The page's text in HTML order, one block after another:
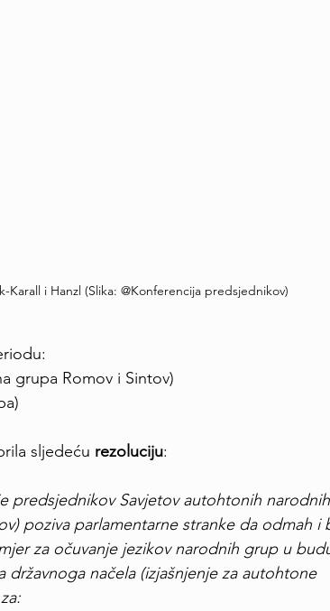
Karall i Hanzl (Slika: @Konferencija predsjednikov)
grupa Romov i Sintov)
sljedeću rezoluciju:
predsjednikov Savjetov autohtonih narodnih
poziva parlamentarne stranke da odmah i
za očuvanje jezikov narodnih grup u
načela (izjašnjenje za autohtone